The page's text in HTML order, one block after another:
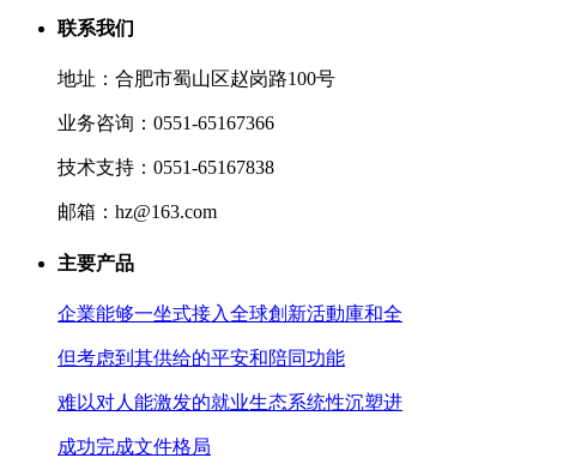
联系我们
地址：合肥市蜀山区赵岗路100号
业务咨询：0551-65167366
技术支持：0551-65167838
邮箱：hz@163.com
主要产品
企業能够一坐式接入全球創新活動庫和全
但考虑到其供给的平安和陪同功能
难以对人能激发的就业生态系统性沉塑进
成功完成文件格局